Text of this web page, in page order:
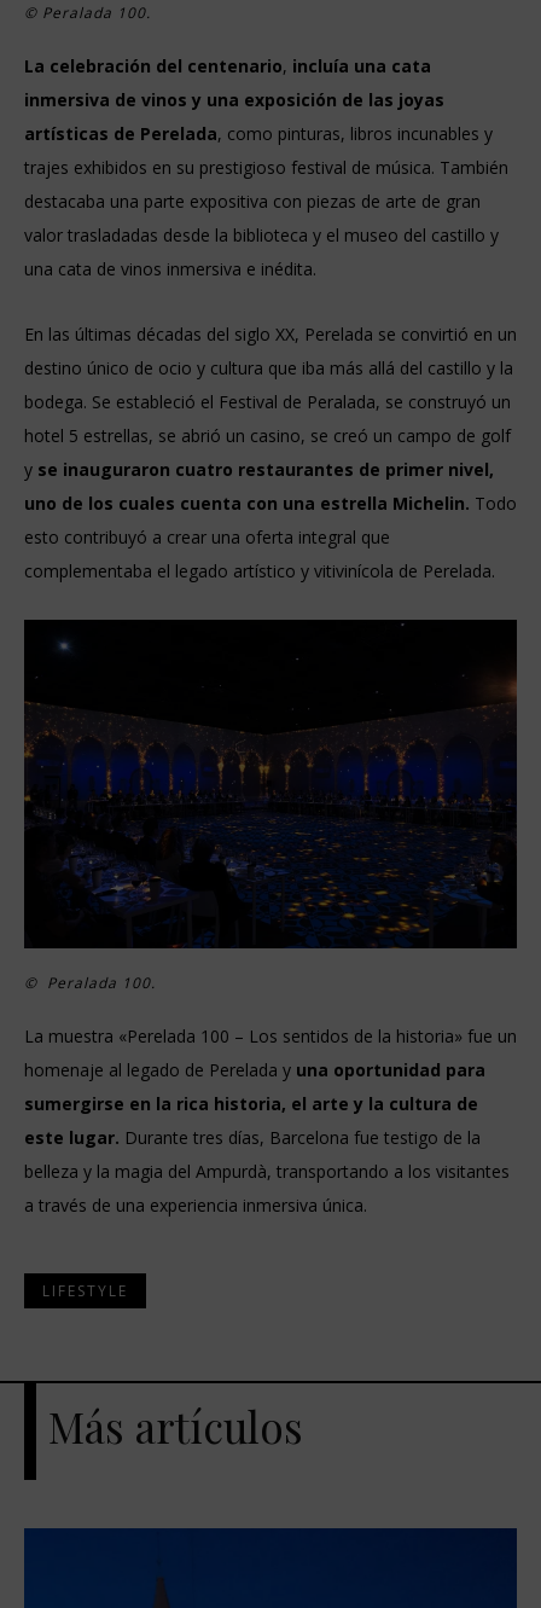
© Peralada 100.
La celebración del centenario, incluía una cata
inmersiva de vinos y una exposición de las joyas
artísticas de Perelada, como pinturas, libros incunables y
trajes exhibidos en su prestigioso festival de música. También
destacaba una parte expositiva con piezas de arte de gran
valor trasladadas desde la biblioteca y el museo del castillo y
una cata de vinos inmersiva e inédita.
En las últimas décadas del siglo XX, Perelada se convirtió en un
destino único de ocio y cultura que iba más allá del castillo y la
bodega. Se estableció el Festival de Peralada, se construyó un
hotel 5 estrellas, se abrió un casino, se creó un campo de golf
y se inauguraron cuatro restaurantes de primer nivel,
uno de los cuales cuenta con una estrella Michelin. Todo
esto contribuyó a crear una oferta integral que
complementaba el legado artístico y vitivinícola de Perelada.
© Peralada 100.
La muestra «Perelada 100 – Los sentidos de la historia» fue un
homenaje al legado de Perelada y una oportunidad para
sumergirse en la rica historia, el arte y la cultura de
este lugar. Durante tres días, Barcelona fue testigo de la
belleza y la magia del Ampurdà, transportando a los visitantes
a través de una experiencia inmersiva única.
LIFESTYLE
Más artículos